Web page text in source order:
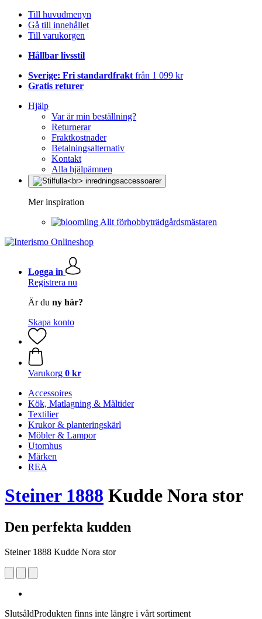
Till huvudmenyn
Gå till innehållet
Till varukorgen
Hållbar livsstil
Sverige: Fri standardfrakt från 1 099 kr
Gratis returer
Hjälp
Var är min beställning?
Returnerar
Fraktkostnader
Betalningsalternativ
Kontakt
Alla hjälpämnen
Mer inspiration
Allt förhobbyträdgårdsmästaren
Logga in
Registrera nu
Är du ny här?
Skapa konto
Varukorg 0 kr
Accessoires
Kök, Matlagning & Måltider
Textilier
Krukor & planteringskärl
Möbler & Lampor
Utomhus
Märken
REA
Steiner 1888 Kudde Nora stor
Den perfekta kudden
Steiner 1888 Kudde Nora stor
SlutsåldProdukten finns inte längre i vårt sortiment